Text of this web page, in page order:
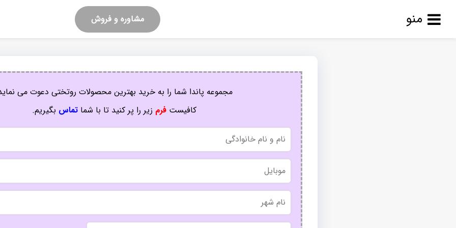
منو مشاوره و فروش
مجموعه پاندا شما را به خرید بهترین محصولات روتختی دعوت می
کافیستفرم زیر را پر کنید تا با شماتماس بگیریم.
و
نام
خانوادگی
موبایل
نام
شهر